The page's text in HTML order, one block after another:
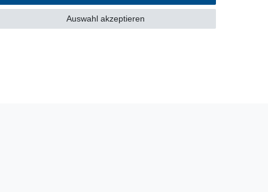
Auswahl akzeptieren